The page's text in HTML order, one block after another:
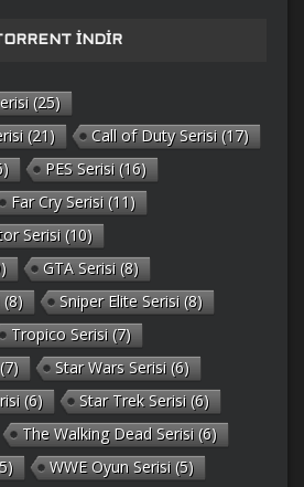
İNDIR
(25)
(21) Call of Duty Serisi (17)
PES Serisi (16)
Far Cry Serisi (11)
Serisi (10)
GTA Serisi (8)
(8) Sniper Elite Serisi (8)
Tropico Serisi (7)
(7) Star Wars Serisi (6)
(6) Star Trek Serisi (6)
The Walking Dead Serisi (6)
WWE Oyun Serisi (5)